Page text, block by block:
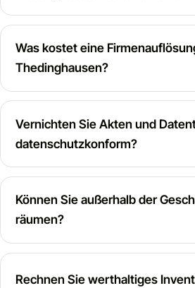
Was kostet eine
Thedinghausen?
Vernichten Sie Akten und
datenschutzkonform?
Können Sie außerhalb der
räumen?
Rechnen Sie werthaltiges